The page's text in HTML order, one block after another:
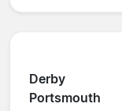
Derby
Portsmouth